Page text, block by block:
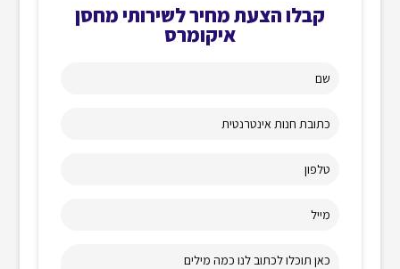
קבלו הצעת מחיר לשירותי מחסן
איקומרס
שם
כתובת חנות אינטרנטית
טלפון
מייל
כאן תוכלו לכתוב לנו כמה מילים